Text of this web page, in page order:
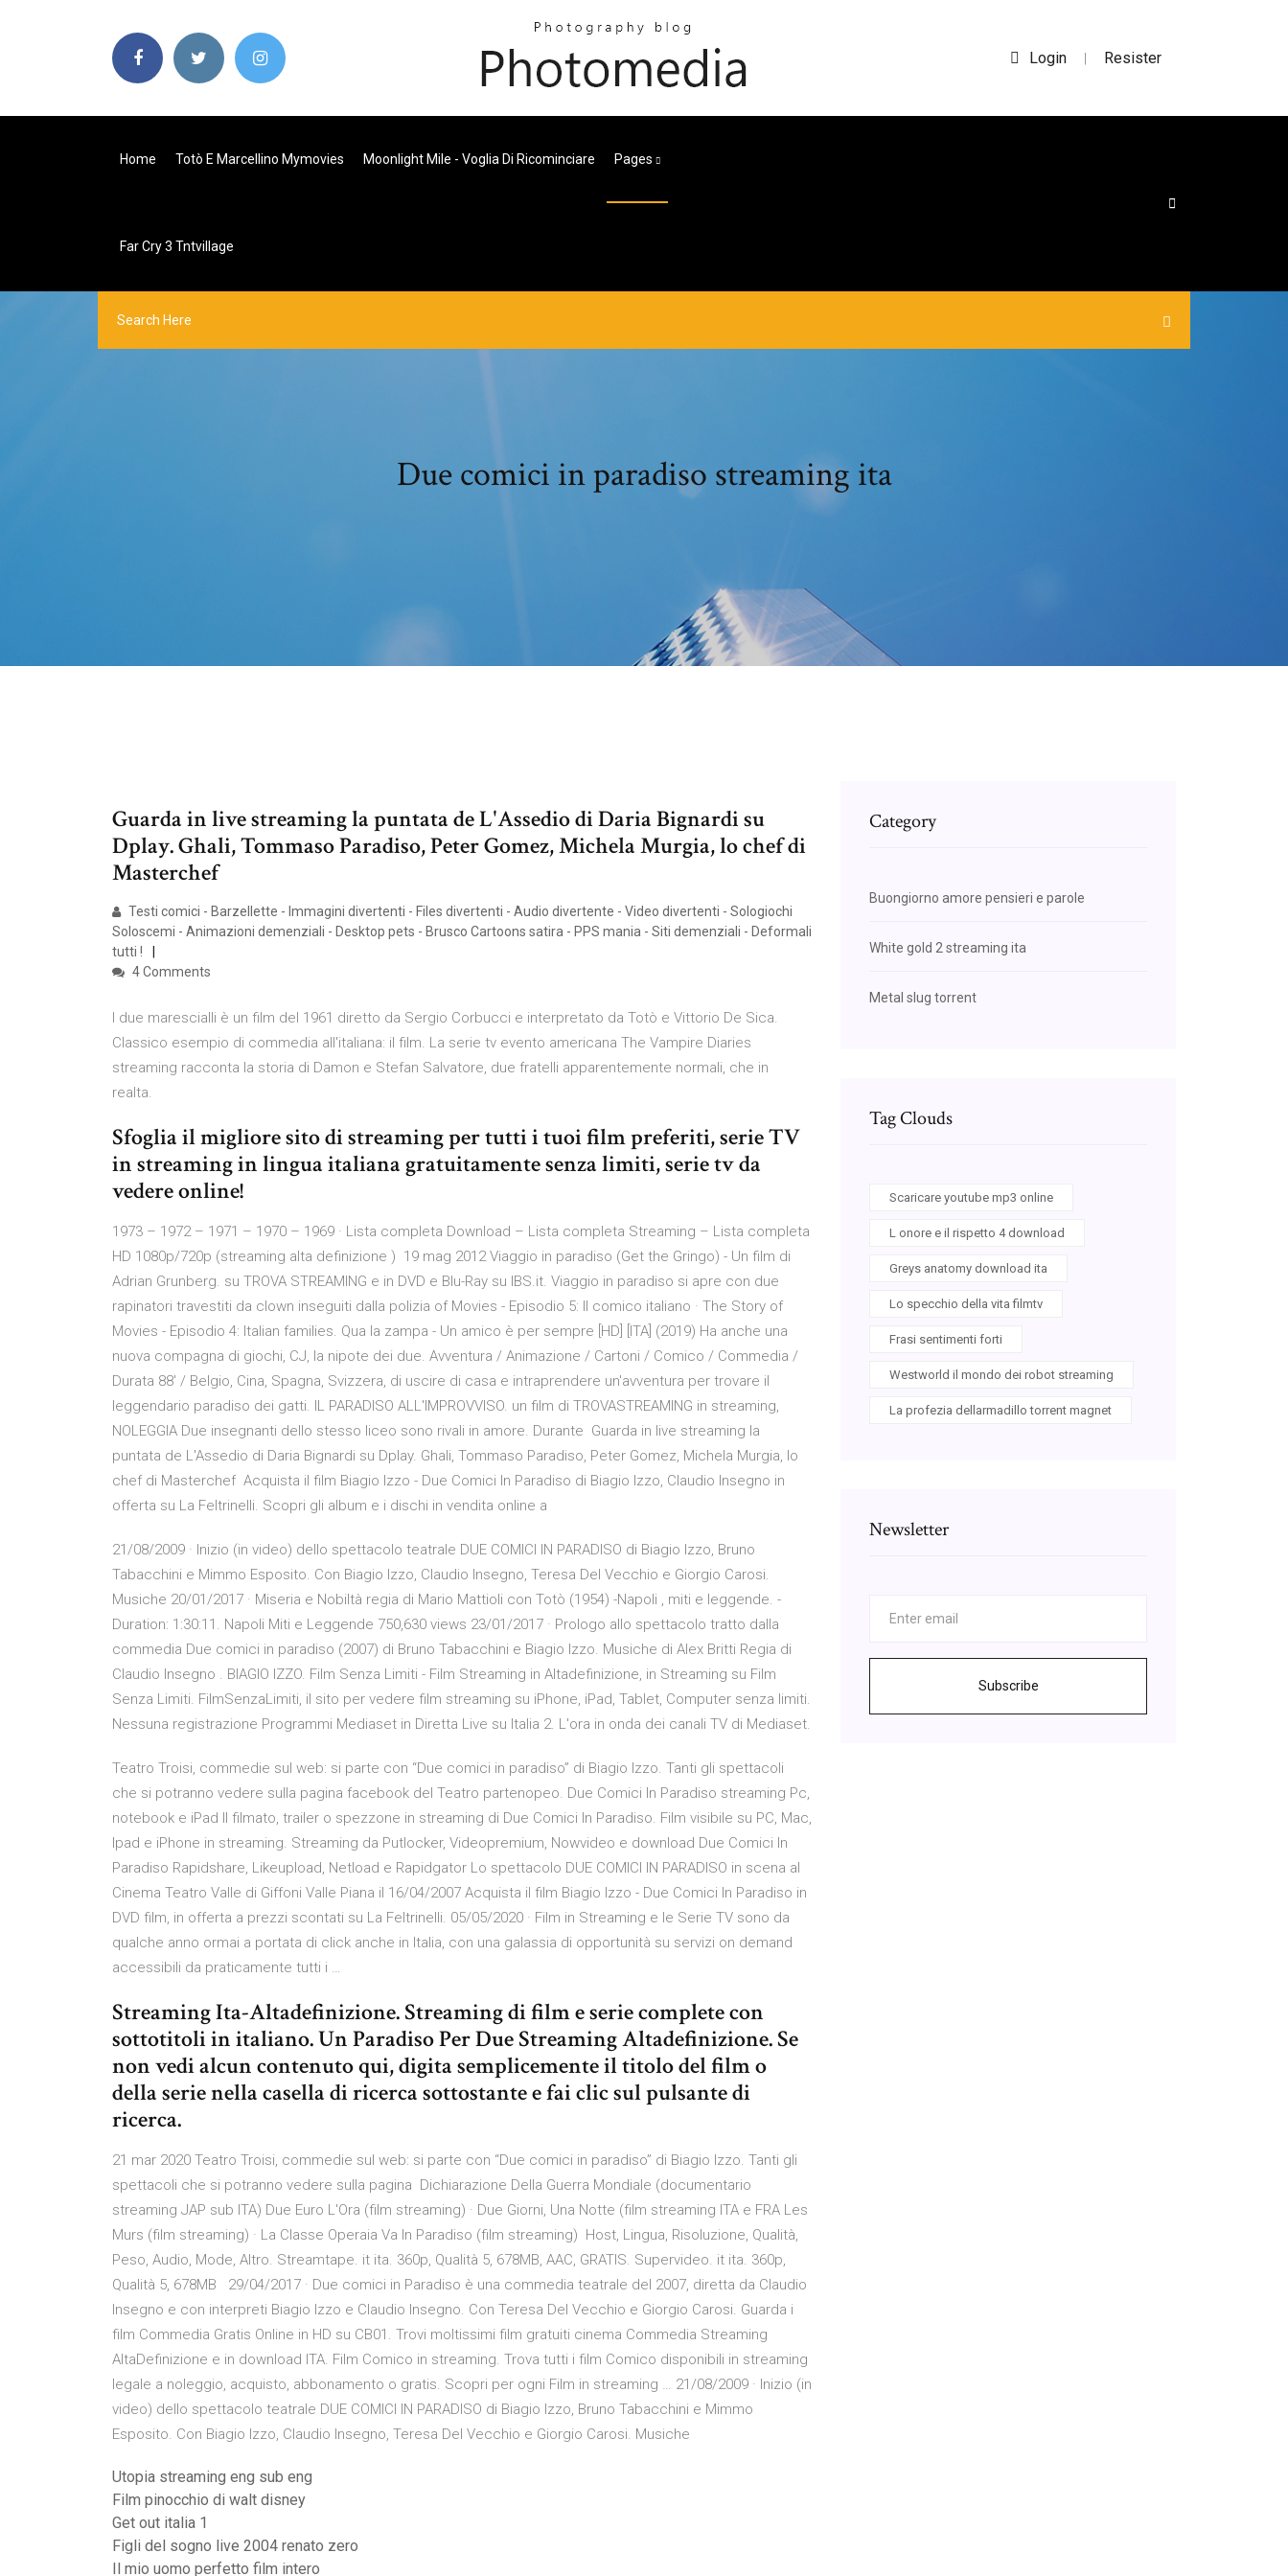
Login | Resister
Home Totò E Marcellino Mymovies Moonlight Mile - Voglia Di Ricominciare Pages
Far Cry 3 Tntvillage
Due comici in paradiso streaming ita
Guarda in live streaming la puntata de L'Assedio di Daria Bignardi su
Dplay. Ghali, Tommaso Paradiso, Peter Gomez, Michela Murgia, lo chef di
Masterchef
Testi comici - Barzellette - Immagini divertenti - Files divertenti - Audio divertente - Video divertenti - Sologiochi
Soloscemi - Animazioni demenziali - Desktop pets - Brusco Cartoons satira - PPS mania - Siti demenziali - Deformali
tutti !
4 Comments
I due marescialli è un film del 1961 diretto da Sergio Corbucci e interpretato da Totò e Vittorio De Sica.
Classico esempio di commedia all'italiana: il film. La serie tv evento americana The Vampire Diaries
streaming racconta la storia di Damon e Stefan Salvatore, due fratelli apparentemente normali, che in
realta.
Sfoglia il migliore sito di streaming per tutti i tuoi film preferiti, serie TV
in streaming in lingua italiana gratuitamente senza limiti, serie tv da
vedere online!
1973 – 1972 – 1971 – 1970 – 1969 · Lista completa Download – Lista completa Streaming – Lista completa
HD 1080p/720p (streaming alta definizione ) 19 mag 2012 Viaggio in paradiso (Get the Gringo) - Un film di
Adrian Grunberg. su TROVA STREAMING e in DVD e Blu-Ray su IBS.it. Viaggio in paradiso si apre con due
rapinatori travestiti da clown inseguiti dalla polizia of Movies - Episodio 5: Il comico italiano · The Story of
Movies - Episodio 4: Italian families. Qua la zampa - Un amico è per sempre [HD] [ITA] (2019) Ha anche una
nuova compagna di giochi, CJ, la nipote dei due. Avventura / Animazione / Cartoni / Comico / Commedia /
Durata 88′ / Belgio, Cina, Spagna, Svizzera, di uscire di casa e intraprendere un'avventura per trovare il
leggendario paradiso dei gatti. IL PARADISO ALL'IMPROVVISO. un film di TROVASTREAMING in streaming,
NOLEGGIA Due insegnanti dello stesso liceo sono rivali in amore. Durante Guarda in live streaming la
puntata de L'Assedio di Daria Bignardi su Dplay. Ghali, Tommaso Paradiso, Peter Gomez, Michela Murgia, lo
chef di Masterchef Acquista il film Biagio Izzo - Due Comici In Paradiso di Biagio Izzo, Claudio Insegno in
offerta su La Feltrinelli. Scopri gli album e i dischi in vendita online a
21/08/2009 · Inizio (in video) dello spettacolo teatrale DUE COMICI IN PARADISO di Biagio Izzo, Bruno
Tabacchini e Mimmo Esposito. Con Biagio Izzo, Claudio Insegno, Teresa Del Vecchio e Giorgio Carosi.
Musiche 20/01/2017 · Miseria e Nobiltà regia di Mario Mattioli con Totò (1954) -Napoli , miti e leggende. -
Duration: 1:30:11. Napoli Miti e Leggende 750,630 views 23/01/2017 · Prologo allo spettacolo tratto dalla
commedia Due comici in paradiso (2007) di Bruno Tabacchini e Biagio Izzo. Musiche di Alex Britti Regia di
Claudio Insegno . BIAGIO IZZO. Film Senza Limiti - Film Streaming in Altadefinizione, in Streaming su Film
Senza Limiti. FilmSenzaLimiti, il sito per vedere film streaming su iPhone, iPad, Tablet, Computer senza limiti.
Nessuna registrazione Programmi Mediaset in Diretta Live su Italia 2. L'ora in onda dei canali TV di Mediaset.
Teatro Troisi, commedie sul web: si parte con “Due comici in paradiso” di Biagio Izzo. Tanti gli spettacoli
che si potranno vedere sulla pagina facebook del Teatro partenopeo. Due Comici In Paradiso streaming Pc,
notebook e iPad Il filmato, trailer o spezzone in streaming di Due Comici In Paradiso. Film visibile su PC, Mac,
Ipad e iPhone in streaming. Streaming da Putlocker, Videopremium, Nowvideo e download Due Comici In
Paradiso Rapidshare, Likeupload, Netload e Rapidgator Lo spettacolo DUE COMICI IN PARADISO in scena al
Cinema Teatro Valle di Giffoni Valle Piana il 16/04/2007 Acquista il film Biagio Izzo - Due Comici In Paradiso in
DVD film, in offerta a prezzi scontati su La Feltrinelli. 05/05/2020 · Film in Streaming e le Serie TV sono da
qualche anno ormai a portata di click anche in Italia, con una galassia di opportunità su servizi on demand
accessibili da praticamente tutti i …
Streaming Ita-Altadefinizione. Streaming di film e serie complete con
sottotitoli in italiano. Un Paradiso Per Due Streaming Altadefinizione. Se
non vedi alcun contenuto qui, digita semplicemente il titolo del film o
della serie nella casella di ricerca sottostante e fai clic sul pulsante di
ricerca.
21 mar 2020 Teatro Troisi, commedie sul web: si parte con “Due comici in paradiso” di Biagio Izzo. Tanti gli
spettacoli che si potranno vedere sulla pagina Dichiarazione Della Guerra Mondiale (documentario
streaming JAP sub ITA) Due Euro L'Ora (film streaming) · Due Giorni, Una Notte (film streaming ITA e FRA Les
Murs (film streaming) · La Classe Operaia Va In Paradiso (film streaming) Host, Lingua, Risoluzione, Qualità,
Peso, Audio, Mode, Altro. Streamtape. it ita. 360p, Qualità 5, 678MB, AAC, GRATIS. Supervideo. it ita. 360p,
Qualità 5, 678MB 29/04/2017 · Due comici in Paradiso è una commedia teatrale del 2007, diretta da Claudio
Insegno e con interpreti Biagio Izzo e Claudio Insegno. Con Teresa Del Vecchio e Giorgio Carosi. Guarda i
film Commedia Gratis Online in HD su CB01. Trovi moltissimi film gratuiti cinema Commedia Streaming
AltaDefinizione e in download ITA. Film Comico in streaming. Trova tutti i film Comico disponibili in streaming
legale a noleggio, acquisto, abbonamento o gratis. Scopri per ogni Film in streaming … 21/08/2009 · Inizio (in
video) dello spettacolo teatrale DUE COMICI IN PARADISO di Biagio Izzo, Bruno Tabacchini e Mimmo
Esposito. Con Biagio Izzo, Claudio Insegno, Teresa Del Vecchio e Giorgio Carosi. Musiche
Utopia streaming eng sub eng
Film pinocchio di walt disney
Get out italia 1
Figli del sogno live 2004 renato zero
Il mio uomo perfetto film intero
Category
Buongiorno amore pensieri e parole
White gold 2 streaming ita
Metal slug torrent
Tag Clouds
Scaricare youtube mp3 online
L onore e il rispetto 4 download
Greys anatomy download ita
Lo specchio della vita filmtv
Frasi sentimenti forti
Westworld il mondo dei robot streaming
La profezia dellarmadillo torrent magnet
Newsletter
Subscribe